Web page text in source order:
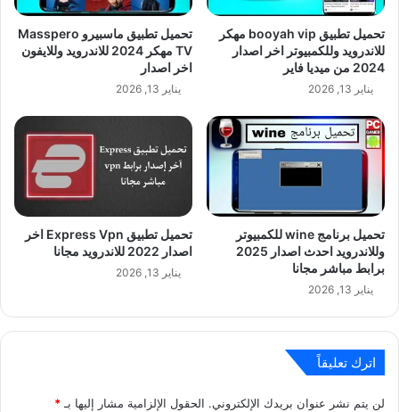
تحميل تطبيق booyah vip مهكر
للاندرويد وللكمبيوتر اخر اصدار
2024 من ميديا فاير
يناير 13, 2026
تحميل تطبيق ماسبيرو Masspero
TV مهكر 2024 للاندرويد وللايفون
اخر اصدار
يناير 13, 2026
تحميل برنامج wine للكمبيوتر
وللاندرويد احدث اصدار 2025
برابط مباشر مجانا
يناير 13, 2026
تحميل تطبيق Express Vpn اخر
اصدار 2022 للاندرويد مجانا
يناير 13, 2026
اترك تعليقاً
لن يتم نشر عنوان بريدك الإلكتروني. الحقول الإلزامية مشار إليها بـ *